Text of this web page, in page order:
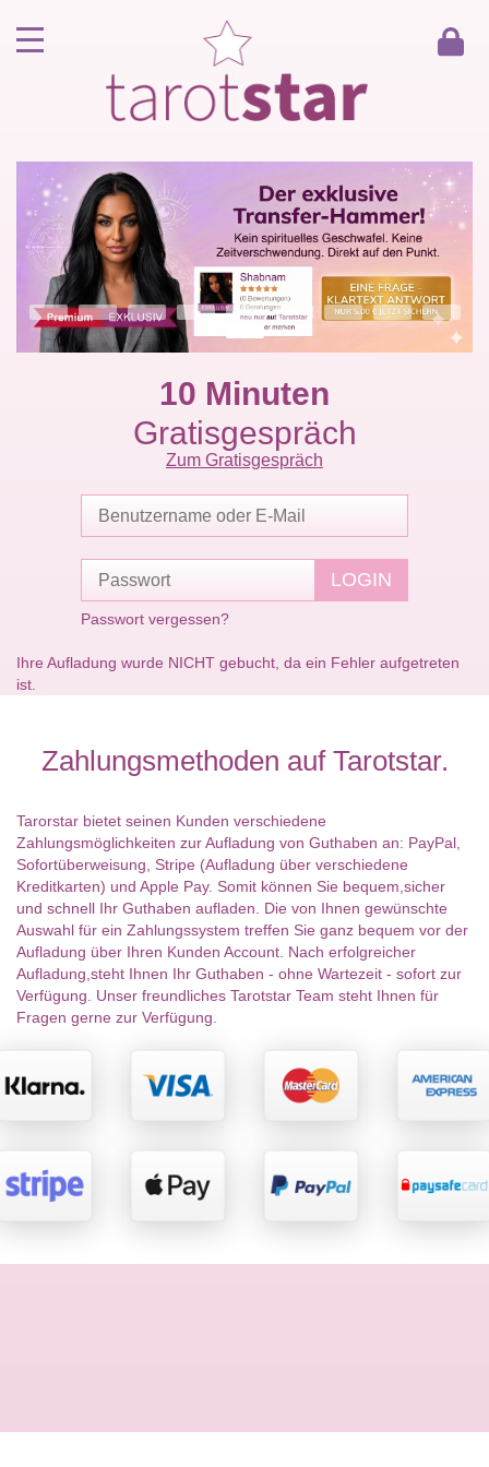
Kunde werden
Berater werden
Kartenlegen Gratisgespräch
Gästebuch
10 Minuten
Gratisgespräch
Zum Gratisgespräch
Passwort vergessen?
Ihre Aufladung wurde NICHT gebucht, da ein Fehler aufgetreten
ist.
Zahlungsmethoden auf Tarotstar.
Tarorstar bietet seinen Kunden verschiedene
Zahlungsmöglichkeiten zur Aufladung von Guthaben an: PayPal,
Sofortüberweisung, Stripe (Aufladung über verschiedene
Kreditkarten) und Apple Pay. Somit können Sie bequem,sicher
und schnell Ihr Guthaben aufladen. Die von Ihnen gewünschte
Auswahl für ein Zahlungssystem treffen Sie ganz bequem vor der
Aufladung über Ihren Kunden Account. Nach erfolgreicher
Aufladung,steht Ihnen Ihr Guthaben - ohne Wartezeit - sofort zur
Verfügung. Unser freundliches Tarotstar Team steht Ihnen für
Fragen gerne zur Verfügung.